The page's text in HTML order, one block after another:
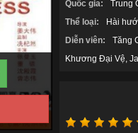
Quốc gia:
Trung
Thể loại:
Hài
Diễn viên:
Tăng
Khương Đại Vệ